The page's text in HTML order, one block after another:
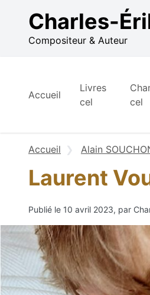
Charles-
Compositeur & Auteur
Accueil
Livres
cel
cel
Accueil Alain
Laurent
Publié le 10 avril 2023, par